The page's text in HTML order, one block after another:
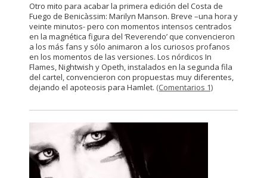
Otro mito para acabar la primera edición del Costa de
Fuego de Benicàssim: Marilyn Manson. Breve –una hora y
veinte minutos- pero con momentos intensos centrados
en la magnética figura del ‘Reverendo’ que convencieron
a los más fans y sólo animaron a los curiosos profanos
en los momentos de las versiones. Los nórdicos In
Flames, Nightwish y Opeth, instalados en la segunda fila
del cartel, convencieron con propuestas muy diferentes,
dejando el apoteosis para Hamlet. (Comentarios 1)